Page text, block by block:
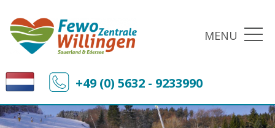
MENU
+49 (0) 5632 - 9233990